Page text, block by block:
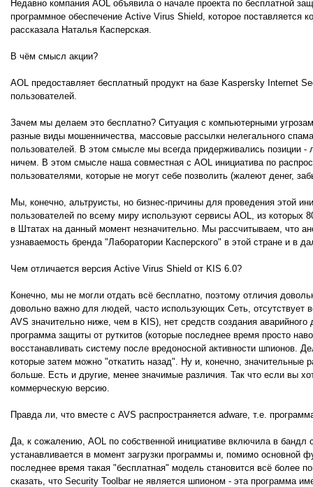
Недавно компания AOL объявила о начале проекта по бесплатной
программное обеспечение Active Virus Shield, которое поставляется
рассказала Наталья Касперская.
В чём смысл акции?
AOL предоставляет бесплатный продукт на базе Kaspersky Internet
пользователей.
Зачем мы делаем это бесплатно? Ситуация с компьютерными
разные виды мошенничества, массовые рассылки нелегального
пользователей. В этом смысле мы всегда придерживались
ничем. В этом смысле наша совместная с AOL инициатива по
пользователями, которые не могут себе позволить (жалеют денег,
Мы, конечно, альтруисты, но бизнес-причины для проведения этой
пользователей по всему миру используют сервисы AOL, из которых
в Штатах на данный момент незначительно. Мы рассчитываем, что
узнаваемость бренда "Лаборатории Касперского" в этой стране и в
Чем отличается версия Active Virus Shield от KIS 6.0?
Конечно, мы не могли отдать всё бесплатно, поэтому отличия
довольно важно для людей, часто использующих Сеть, отсутствует
AVS значительно ниже, чем в KIS), нет средств создания
программа защиты от руткитов (которые последнее время просто
восстанавливать систему после вредоносной активности шпионов.
которые затем можно "откатить назад". Ну и, конечно, значительные
больше. Есть и другие, менее значимые различия. Так что если вы
коммерческую версию.
Правда ли, что вместе с AVS распространяется adware, т.е.
Да, к сожалению, AOL по собственной инициативе включила в
устанавливается в момент загрузки программы и, помимо
последнее время такая "бесплатная" модель становится всё более
сказать, что Security Toolbar не является шпионом - эта программа